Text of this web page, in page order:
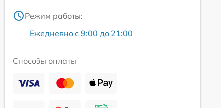
Режим работы:
Ежедневно с 9:00 до 21:00
Способы оплаты